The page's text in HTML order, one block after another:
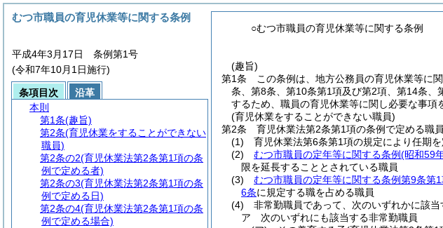
○むつ市職員の育児休業等に関する条例
(趣旨)
第1条
この条例は、地方公務員の育児休業等に
条、第8条、第10条第1項及び第2項、第14条
するため、職員の育児休業等に関し必要な事項
(育児休業をすることができない職員)
第2条
育児休業法第2条第1項の条例で定める職
(1)
育児休業法第6条第1項の規定により任期
(2)
むつ市職員の定年等に関する条例(昭和59
限を延長することとされている職員
(3)
むつ市職員の定年等に関する条例第9条第
6条に規定する職を占める職員
(4)
非常勤職員であって、次のいずれかに該
ア
次のいずれにも該当する非常勤職員
むつ市職員の育児休業等に関する条例
平成4年3月17日 条例第1号
(令和7年10月1日施行)
条項目次
沿革
本則
第1条(趣旨)
第2条(育児休業をすることができない
職員)
第2条の2(育児休業法第2条第1項の条
例で定める者)
第2条の3(育児休業法第2条第1項の条
例で定める日)
第2条の4(育児休業法第2条第1項の条
例で定める場合)